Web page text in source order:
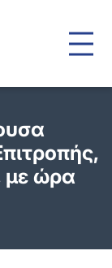
με ώρα